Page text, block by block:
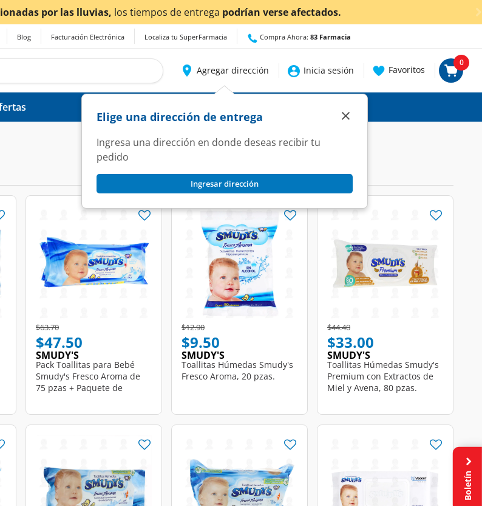
por las lluvias, los tiempos de entrega podrían verse afectados.
Blog Facturación Electrónica Localiza tu SuperFarmacia Compra Ahora: 83 Farmacia
Agregar dirección
Elige una dirección de entrega
Ingresa una dirección en donde deseas recibir tu
pedido
Ingresar dirección
×
Inicia sesión Favoritos
0
Price reduced from
$63.70to
$47.50
SMUDY'S
Pack Toallitas para Bebé
Smudy's Fresco Aroma de
75 pzas + Paquete de
Price reduced from
$12.90to
$9.50
SMUDY'S
Toallitas Húmedas Smudy's
Fresco Aroma, 20 pzas.
Price reduced from
$44.40to
$33.00
SMUDY'S
Toallitas Húmedas Smudy's
Premium con Extractos de
Miel y Avena, 80 pzas.
Boletín